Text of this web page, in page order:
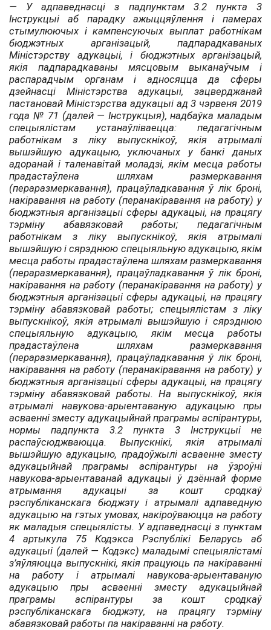
— У адпаведнасці з падпунктам 3.2 пункта 3
Інструкцыі аб парадку ажыццяўлення і памерах
стымулюючых і кампенсуючых выплат работнікам
бюджэтных арганізацый, падпарадкаваных
Міністэрству адукацыі, і бюджэтных арганізацый,
якія падпарадкаваны мясцовым выканаўчым і
распарадчым органам і адносяцца да сферы
дзейнасці Міністэрства адукацыі, зацверджанай
пастановай Міністэрства адукацыі ад3 чэрвеня 2019
года № 71 (далей — Інструкцыя), надбаўка маладым
спецыялістам устанаўліваецца: педагагічным
работнікам з ліку выпускнікоў, якія атрымалі
вышэйшую адукацыю, уключаных у банкі даных
адоранай і таленавітай моладзі, якім месца работы
прадастаўлена шляхам размеркавання
(пераразмеркавання), працаўладкавання ў лік броні,
накіравання на работу (перанакіравання на работу) у
бюджэтныя арганізацыі сферы адукацыі, на працягу
тэрміну абавязковай работы; педагагічным
работнікам з ліку выпускнікоў, якія атрымалі
вышэйшую і сярэднюю спецыяльную адукацыю, якім
месца работы прадастаўлена шляхам размеркавання
(пераразмеркавання), працаўладкавання ў лік броні,
накіравання на работу (перанакіравання на работу) у
бюджэтныя арганізацыі сферы адукацыі, на працягу
тэрміну абавязковай работы; спецыялістам з ліку
выпускнікоў, якія атрымалі вышэйшую і сярэднюю
спецыяльную адукацыю, якім месца работы
прадастаўлена шляхам размеркавання
(пераразмеркавання), працаўладкавання ў лік броні,
накіравання на работу (перанакіравання на работу) у
бюджэтныя арганізацыі сферы адукацыі, на працягу
тэрміну абавязковай работы. На выпускнікоў, якія
атрымалі навукова-арыентаваную адукацыю пры
асваенні зместу адукацыйнай праграмы аспірантуры,
нормы падпункта 3.2 пункта 3 Інструкцыі не
распаўсюджваюцца. Выпускнікі, якія атрымалі
вышэйшую адукацыю, прадоўжылі асваенне зместу
адукацыйнай праграмы аспірантуры на ўзроўні
навукова-арыентаванай адукацыі ў дзённай форме
атрымання адукацыі за кошт сродкаў
рэспубліканскага бюджэту і атрымалі адпаведную
адукацыю на гэтых умовах, накіроўваюцца на работу
як маладыя спецыялісты. У адпаведнасці з пунктам
4 артыкула 75 Кодэкса Рэспублікі Беларусь аб
адукацыі (далей — Кодэкс) маладымі спецыялістамі
з’яўляюцца выпускнікі, якія працуюць па накіраванні
на работу і атрымалі навукова-арыентаваную
адукацыю пры асваенні зместу адукацыйнай
праграмы аспірантуры за кошт сродкаў
рэспубліканскага бюджэту, на працягу тэрміну
абавязковай работы па накіраванні на работу.